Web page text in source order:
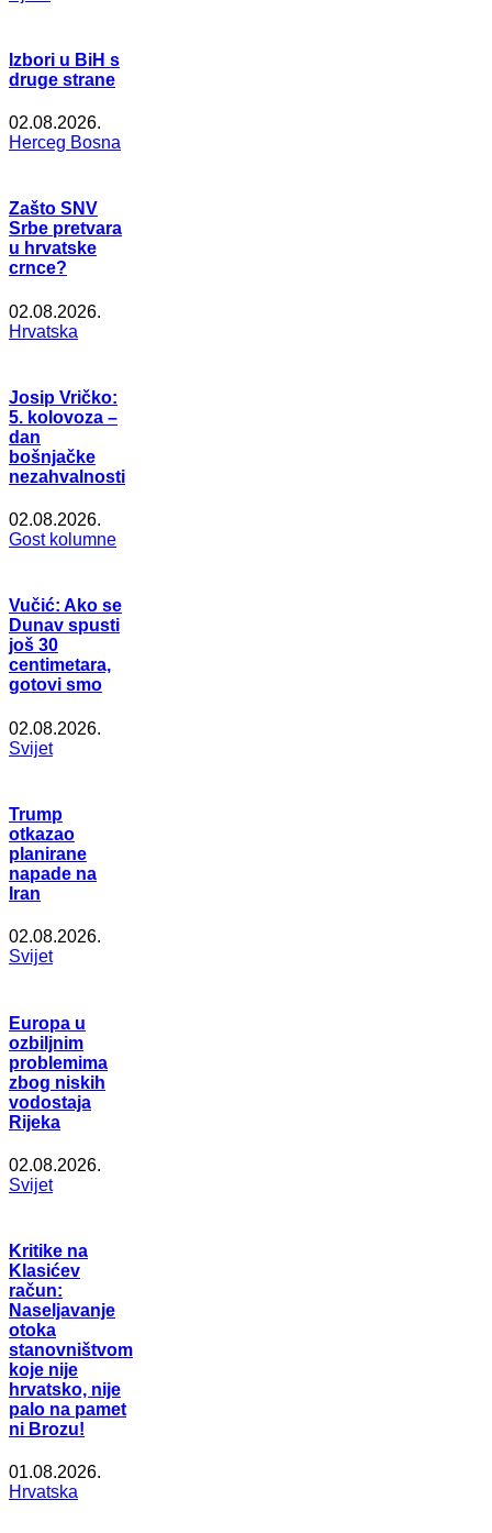
Izbori u BiH s
druge strane
02.08.2026.
Herceg Bosna
Zašto SNV
Srbe pretvara
u hrvatske
crnce?
02.08.2026.
Hrvatska
Josip Vričko:
5. kolovoza –
dan
bošnjačke
nezahvalnosti
02.08.2026.
Gost kolumne
Vučić: Ako se
Dunav spusti
još 30
centimetara,
gotovi smo
02.08.2026.
Svijet
Trump
otkazao
planirane
napade na
Iran
02.08.2026.
Svijet
Europa u
ozbiljnim
problemima
zbog niskih
vodostaja
Rijeka
02.08.2026.
Svijet
Kritike na
Klasićev
račun:
Naseljavanje
otoka
stanovništvom
koje nije
hrvatsko, nije
palo na pamet
ni Brozu!
01.08.2026.
Hrvatska